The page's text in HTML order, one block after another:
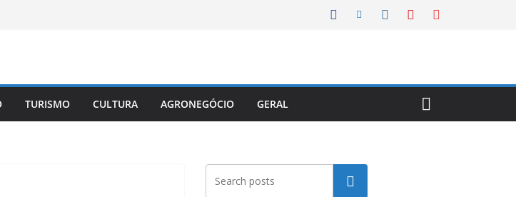
TURISMO CULTURA AGRONEGÓCIO GERAL
Pesquisar